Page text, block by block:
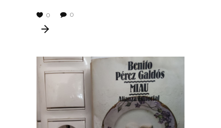
0 0